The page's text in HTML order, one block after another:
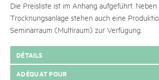
Die Preisliste ist im Anhang aufgeführt.
Trocknungsanlage stehen auch eine
Seminarraum (Multiraum) zur Verfügung.
DÉTAILS
ADÉQUAT POUR